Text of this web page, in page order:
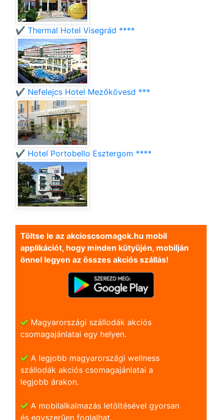
✔️ Thermal Hotel Visegrád ****
✔️ Nefelejcs Hotel Mezőkövesd ***
✔️ Hotel Portobello Esztergom ****
Töltse le az akcioscsomagok.hu mobil
applikációt, hogy minden kütyüjén, mobilján
önnel legyen az összes akciós szállás!
Magyarországi szállodák akciós
csomagajánlatai egy helyen.
A legjobb magyarországi wellness
szállodák akciós csomagajánlatai a
legjobb árakon.
A mobilalkalmazás letöltésével gyorsan
és egyszerũen foglalhat.